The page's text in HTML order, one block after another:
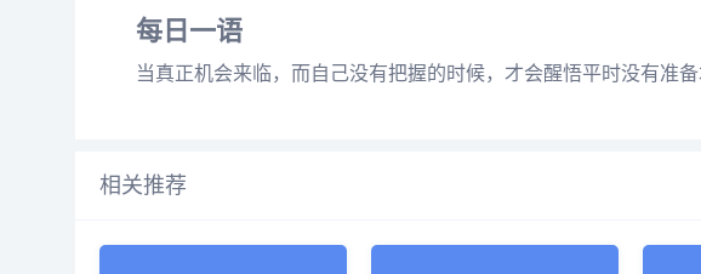
每日一语
当真正机会来临，而自己没有把握的时候，才会醒悟平时没有准
相关推荐